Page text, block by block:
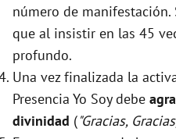
número de manifestación.
que al insistir en las 45
profundo.
Una vez finalizada la
Presencia Yo Soy debe
divinidad ("Gracias,